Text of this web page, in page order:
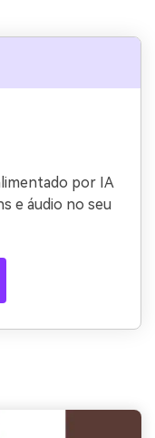
por IA
e áudio no seu